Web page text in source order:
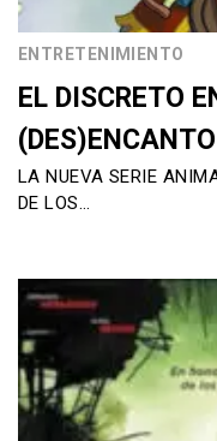
ENTRETENIMIENTO
EL DISCRETO
(DES)ENCANTO
LA NUEVA SERIE
DE LOS…